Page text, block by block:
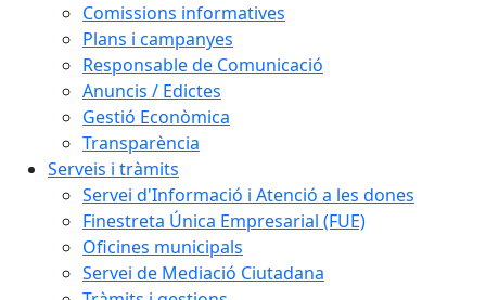
Comissions informatives
Plans i campanyes
Responsable de Comunicació
Anuncis / Edictes
Gestió Econòmica
Transparència
Serveis i tràmits
Servei d'Informació i Atenció a les dones
Finestreta Única Empresarial (FUE)
Oficines municipals
Servei de Mediació Ciutadana